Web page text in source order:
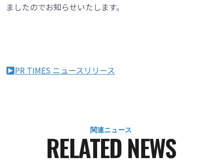
ましたのでお知らせいたします。
PR TIMES ニュースリリース
関連ニュース
RELATED NEWS